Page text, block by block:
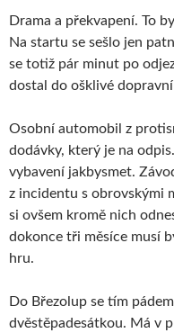
Drama a překvapení. To
Na startu se sešlo jen
se totiž pár minut po
dostal do ošklivé
Osobní automobil z
dodávky, který je na
vybavení jakbysmet.
z incidentu s obrovskými
si ovšem kromě nich
dokonce tři měsíce musí
hru.
Do Březolup se tím
dvěstěpadesátkou. Má v